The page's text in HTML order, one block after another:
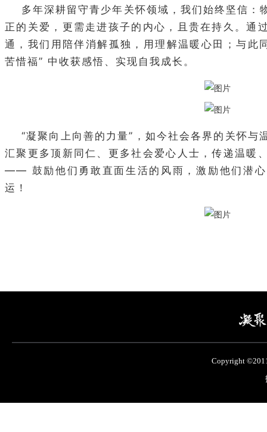
多年深耕留守青少年关怀领域，我们始终坚信：
正的关爱，更需走进孩子的内心，且贵在持久。通
通，我们用陪伴消解孤独，用理解温暖心田；与此
苦惜福” 中收获感悟、实现自我成长。
“凝聚向上向善的力量”，如今社会各界的关怀与
汇聚更多顶新同仁、更多社会爱心人士，传递温暖
—— 鼓励他们勇敢直面生活的风雨，激励他们潜
运！
Copyright